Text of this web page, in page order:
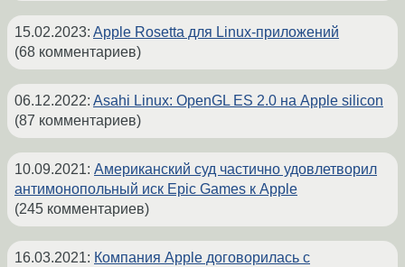
15.02.2023: Apple Rosetta для Linux-приложений
(68 комментариев)
06.12.2022: Asahi Linux: OpenGL ES 2.0 на Apple silicon
(87 комментариев)
10.09.2021: Американский суд частично удовлетворил
антимонопольный иск Epic Games к Apple
(245 комментариев)
16.03.2021: Компания Apple договорилась с